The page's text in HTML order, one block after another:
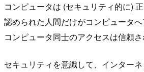
コンピュータは (セキュリティ的に)
認められた人間だけがコンピュータ
コンピュータ同士のアクセスは信頼
セキュリティを意識して、インター